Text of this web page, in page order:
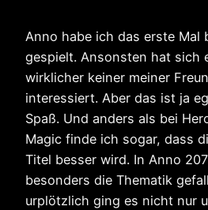
Anno habe ich das erste Mal
gespielt. Ansonsten hat sich
wirklicher keiner meiner
interessiert. Aber das ist ja
Spaß. Und anders als bei
Magic finde ich sogar, dass
Titel besser wird. In Anno
besonders die Thematik
urplötzlich ging es nicht nur